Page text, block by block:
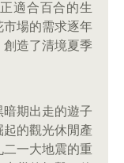
適合百合的生
場的需求逐年
創造了清境夏季
期出走的遊子
的觀光休閒產
一大地震的重